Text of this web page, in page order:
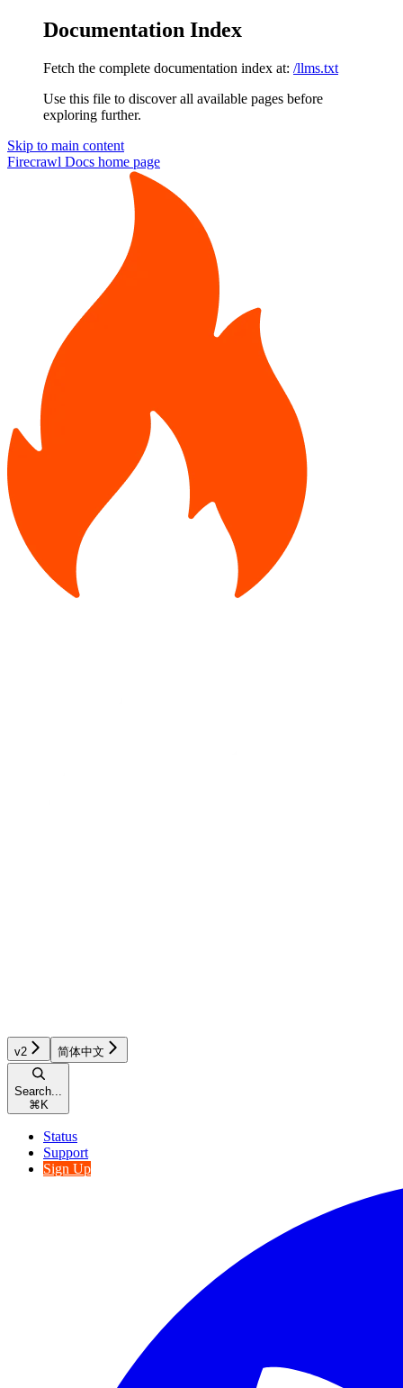
Documentation Index
Fetch the complete documentation index at: /llms.txt
Use this file to discover all available pages before
exploring further.
Skip to main content
Firecrawl Docs home page
v2 简体中文
Search...
⌘ K
Status
Support
Sign Up